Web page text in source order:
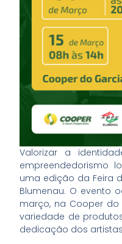
Valorizar a
empreendedorismo
uma edição da Feira
Blumenau. O evento
março, na Cooper
variedade de
dedicação dos